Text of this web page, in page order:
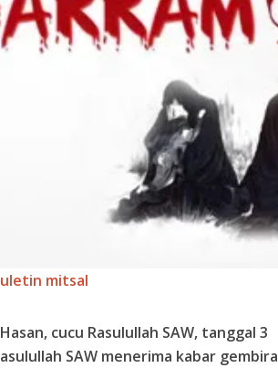
mitsal
cucu Rasulullah SAW, tanggal 3
SAW menerima kabar gembira